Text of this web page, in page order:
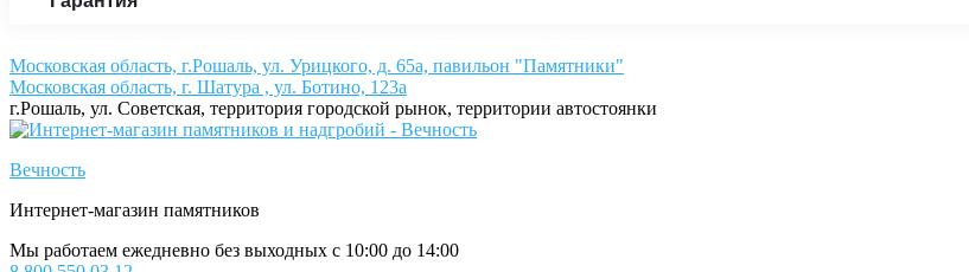
Московская область, г.Рошаль, ул. Урицкого, д. 65а, павильон "Памятники"
Московская область, г. Шатура , ул. Ботино, 123а
г.Рошаль, ул. Советская, территория городской рынок, территории автостоянки
Вечность
Интернет-магазин памятников
Мы работаем ежедневно без выходных с 10:00 до 14:00